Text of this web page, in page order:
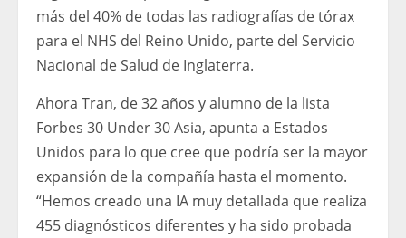
más del 40% de todas las radiografías de tórax
para el NHS del Reino Unido, parte del Servicio
Nacional de Salud de Inglaterra.
Ahora Tran, de 32 años y alumno de la lista
Forbes 30 Under 30 Asia, apunta a Estados
Unidos para lo que cree que podría ser la mayor
expansión de la compañía hasta el momento.
“Hemos creado una IA muy detallada que realiza
455 diagnósticos diferentes y ha sido probada